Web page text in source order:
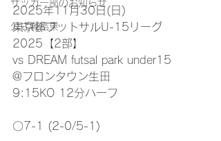
サッカー部のお知らせ
公式戦結果
2025年11月30日(日)
東京都フットサルU-15リーグ
2025【2部】
vs DREAM futsal park under15
@フロンタウン生田
9:15KO 12分ハーフ
〇7-1 (2-0/5-1)